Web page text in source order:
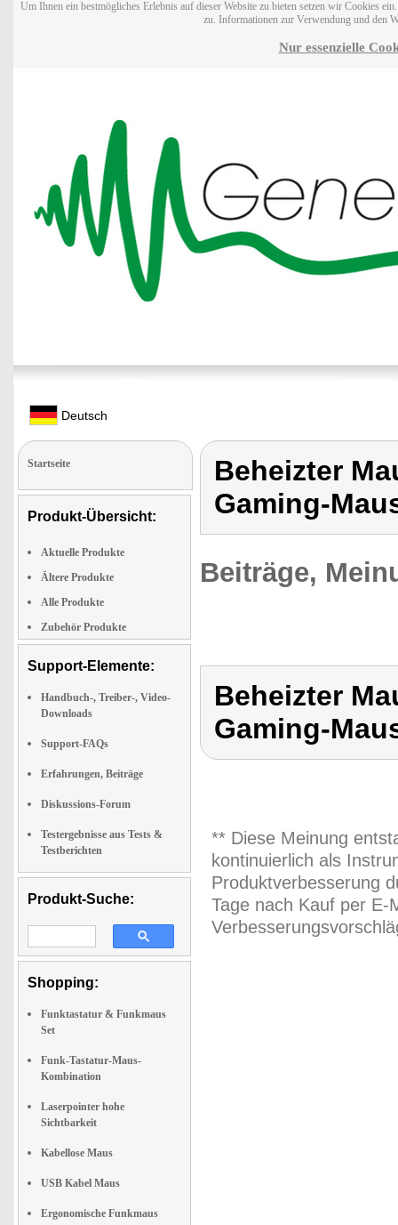
Um Ihnen ein bestmögliches Erlebnis auf dieser Website zu bieten setzen wir Cookies
zu. Informationen zur Verwendung und den
Nur essenzielle
Deutsch
Startseite
Produkt-Übersicht:
Aktuelle Produkte
Ältere Produkte
Alle Produkte
Zubehör Produkte
Support-Elemente:
Handbuch-, Treiber-, Video-
Downloads
Support-FAQs
Erfahrungen, Beiträge
Diskussions-Forum
Testergebnisse aus Tests &
Testberichten
Produkt-Suche:
Shopping:
Funktastatur & Funkmaus
Set
Funk-Tastatur-Maus-
Kombination
Laserpointer hohe
Sichtbarkeit
Kabellose Maus
USB Kabel Maus
Ergonomische Funkmaus
Beheizter
Gaming-
Beiträge,
Beheizter
Gaming-
** Diese Meinung
kontinuierlich als
Produktverbesserung
Tage nach Kauf per E-